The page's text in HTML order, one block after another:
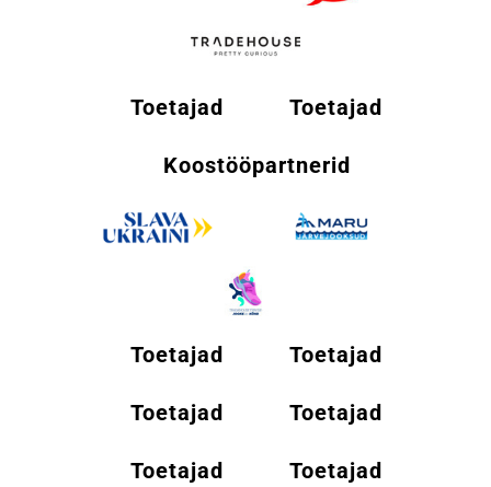
Toetajad Toetajad
Koostööpartnerid
Toetajad Toetajad
Toetajad Toetajad
Toetajad Toetajad